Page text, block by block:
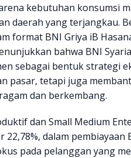
kebutuhan konsumsi
daerah yang terjangkau.
format BNI Griya iB
bahwa BNI
sebagai bentuk strategi
pasar, tetapi juga
dan berkembang.
dan Small Medium
22,78%, dalam
pada pelanggan yang